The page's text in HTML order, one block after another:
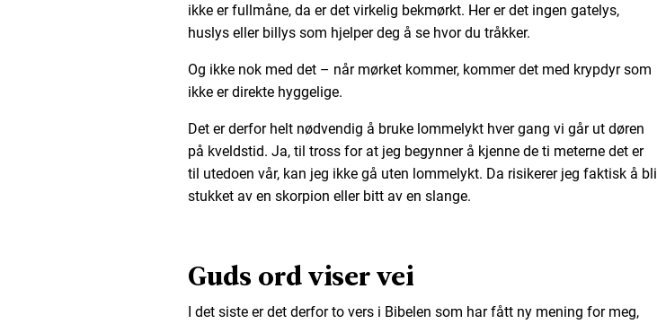
ikke er fullmåne, da er det virkelig bekmørkt. Her er det ingen gatelys,
huslys eller billys som hjelper deg å se hvor du tråkker.
Og ikke nok med det – når mørket kommer, kommer det med krypdyr som
ikke er direkte hyggelige.
Det er derfor helt nødvendig å bruke lommelykt hver gang vi går ut døren
på kveldstid. Ja, til tross for at jeg begynner å kjenne de ti meterne det er
til utedoen vår, kan jeg ikke gå uten lommelykt. Da risikerer jeg faktisk å bli
stukket av en skorpion eller bitt av en slange.
Guds ord viser vei
I det siste er det derfor to vers i Bibelen som har fått ny mening for meg,